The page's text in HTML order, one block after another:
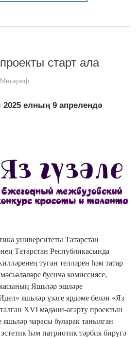
старт ала
Мәгариф
елның 9 апрелендә
университеты Татарстан
Татарстан Республикасында
туган телләрен һәм татар
буенча комиссиясе,
Яшьләр эшләре
яшьләр үзәге ярдәме белән «Яз
XVI мәдәни-агарту проектын
яшьләр чарасы буларак танылган
һәм патриотик тәрбия бирүгә